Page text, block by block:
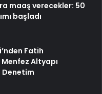
maaş verecekler: 50
başladı
Fatih
Altyapı
Denetim